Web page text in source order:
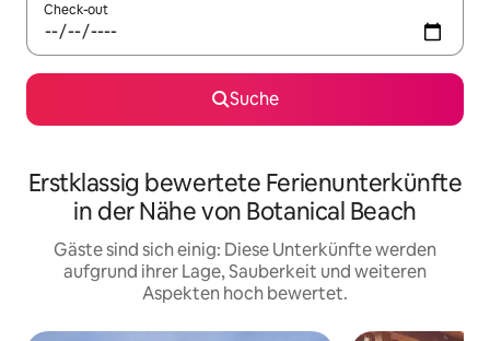
Check-out
Suche
Erstklassig bewertete Ferienunterkünfte
in der Nähe von Botanical Beach
Gäste sind sich einig: Diese Unterkünfte werden
aufgrund ihrer Lage, Sauberkeit und weiteren
Aspekten hoch bewertet.